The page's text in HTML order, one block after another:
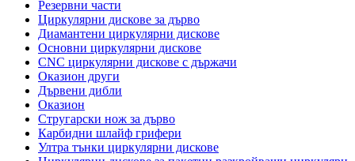
Резервни части
Циркулярни дискове за дърво
Диамантени циркулярни дискове
Основни циркулярни дискове
CNC циркулярни дискове с държачи
Оказион други
Дървени дибли
Оказион
Стругарски нож за дърво
Карбидни шлайф грифери
Ултра тънки циркулярни дискове